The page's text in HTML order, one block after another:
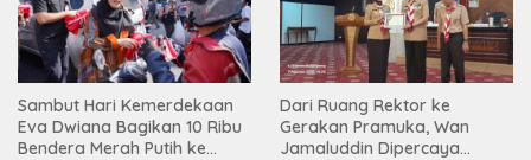
Sambut Hari Kemerdekaan
Eva Dwiana Bagikan 10 Ribu
Bendera Merah Putih ke
Dari Ruang Rektor ke
Gerakan Pramuka, Wan
Jamaluddin Dipercaya